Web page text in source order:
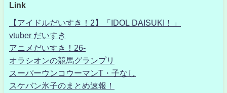
Link
【アイドルだいすき！2】「IDOL DAISUKI！」
vtuber だいすき
アニメだいすき！26-
オラシオンの競馬グランプリ
スーパーウンコウーマンT・子なし
スケバン氷子のまとめ速報！